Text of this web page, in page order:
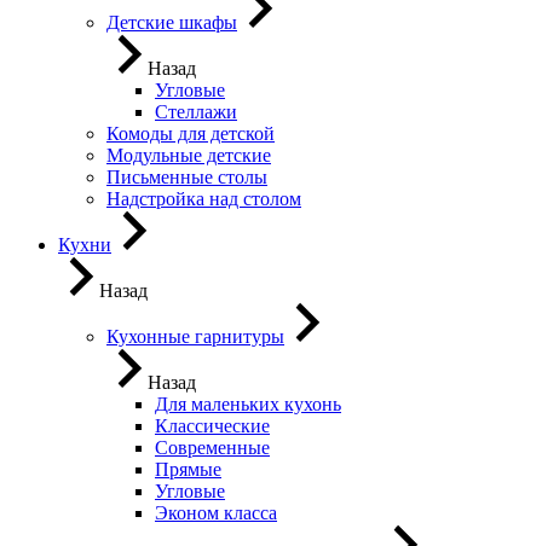
Детские шкафы
Назад
Угловые
Стеллажи
Комоды для детской
Модульные детские
Письменные столы
Надстройка над столом
Кухни
Назад
Кухонные гарнитуры
Назад
Для маленьких кухонь
Классические
Современные
Прямые
Угловые
Эконом класса